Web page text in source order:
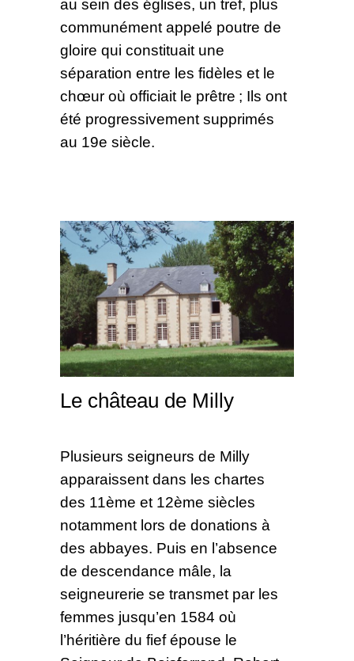
au sein des églises, un tref, plus
communément appelé poutre de
gloire qui constituait une
séparation entre les fidèles et le
chœur où officiait le prêtre ; Ils ont
été progressivement supprimés
au 19e siècle.
Le château de Milly
Plusieurs seigneurs de Milly
apparaissent dans les chartes
des 11ème et 12ème siècles
notamment lors de donations à
des abbayes. Puis en l’absence
de descendance mâle, la
seigneurerie se transmet par les
femmes jusqu’en 1584 où
l’héritière du fief épouse le